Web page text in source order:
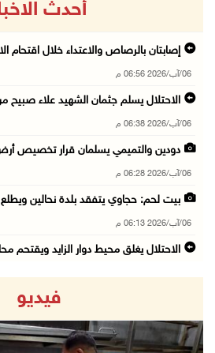
أحدث
إصابتان بالرصاص والاعتداء خلال اقتحام
06/آب/2026 06:56 م
الاحتلال يسلم جثمان الشهيد علاء صبيح
06/آب/2026 06:38 م
دودين والتميمي يسلمان قرار تخصيص
06/آب/2026 06:28 م
بيت لحم: حجاوي يتفقد بلدة نحالين
06/آب/2026 06:13 م
الاحتلال يغلق محيط دوار الزايد ويقتحم
الاحتلال يقتحم مدينة طوباس وبلدة عقابا
06/آب/2026 05:23 م
"النقل والمواصلات" تطلق حملة لترخيص
فيديو